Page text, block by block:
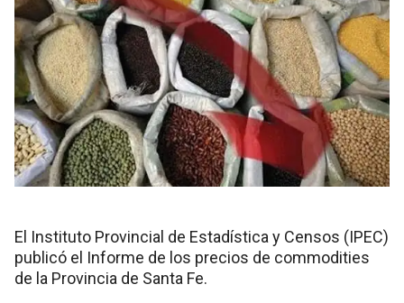
El Instituto Provincial de Estadística y Censos (IPEC)
publicó el Informe de los precios de commodities
de la Provincia de Santa Fe.